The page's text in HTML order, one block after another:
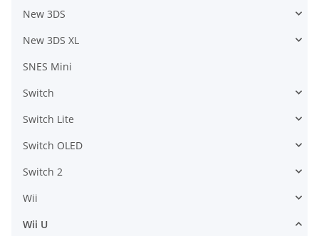
New 3DS
New 3DS XL
SNES Mini
Switch
Switch Lite
Switch OLED
Switch 2
Wii
Wii U